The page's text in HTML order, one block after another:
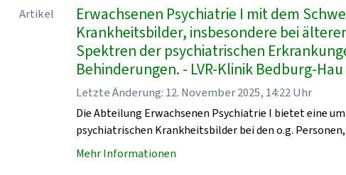
Artikel
Erwachsenen Psychiatrie I mit dem
Krankheitsbilder, insbesondere bei
Spektren der psychiatrischen
Behinderungen. - LVR-Klinik Bedburg-Hau
Letzte Änderung: 12. November 2025, 14:22 Uhr
Die Abteilung Erwachsenen Psychiatrie I bietet eine
psychiatrischen Krankheitsbilder bei den o.g. Personen,
Mehr Informationen